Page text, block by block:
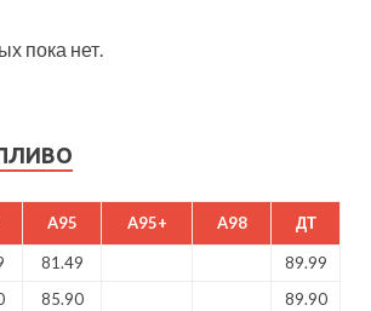
пока нет.
A95 A95+ A98 ДТ
81.49
89.99
85.90
89.90